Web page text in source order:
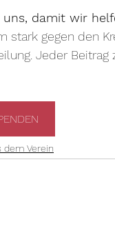
uns, damit wir
stark gegen den
Jeder
dem Verein